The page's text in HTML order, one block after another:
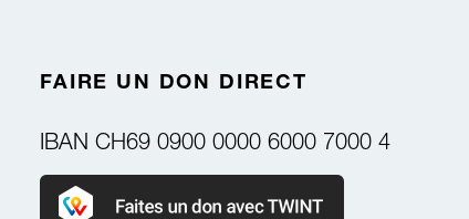
FAIRE UN DON DIRECT
IBAN CH69 0900 0000 6000 7000 4